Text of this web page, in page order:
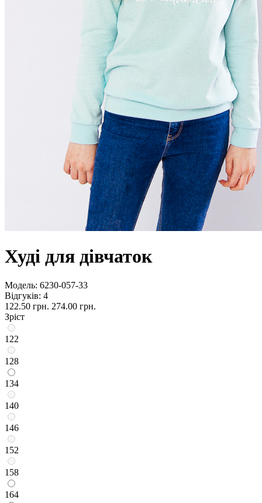
Худі для дівчаток
Модель: 6230-057-33
Відгуків: 4
122.50 грн. 274.00 грн.
Зріст
122
128
134
140
146
152
158
164